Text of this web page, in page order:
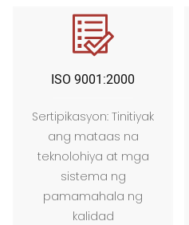
ISO 9001:2000
Sertipikasyon: Tinitiyak
ang mataas na
teknolohiya at mga
sistema ng
pamamahala ng
kalidad